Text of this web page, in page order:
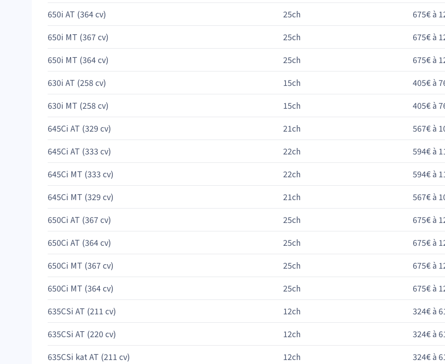
650i AT (364 cv)
25ch
675€ à
650i MT (367 cv)
25ch
675€ à
650i MT (364 cv)
25ch
675€ à
630i AT (258 cv)
15ch
405€ à
630i MT (258 cv)
15ch
405€ à
645Ci AT (329 cv)
21ch
567€ à
645Ci AT (333 cv)
22ch
594€ à
645Ci MT (333 cv)
22ch
594€ à
645Ci MT (329 cv)
21ch
567€ à
650Ci AT (367 cv)
25ch
675€ à
650Ci AT (364 cv)
25ch
675€ à
650Ci MT (367 cv)
25ch
675€ à
650Ci MT (364 cv)
25ch
675€ à
635CSi AT (211 cv)
12ch
324€ à
635CSi AT (220 cv)
12ch
324€ à
635CSi kat AT (211 cv)
12ch
324€ à